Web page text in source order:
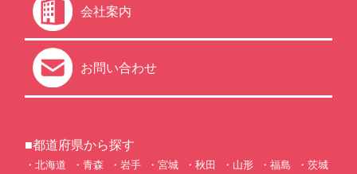
会社案内
お問い合わせ
■都道府県から探す
北海道 青森 岩手 宮城 秋田 山形 福島
茨城